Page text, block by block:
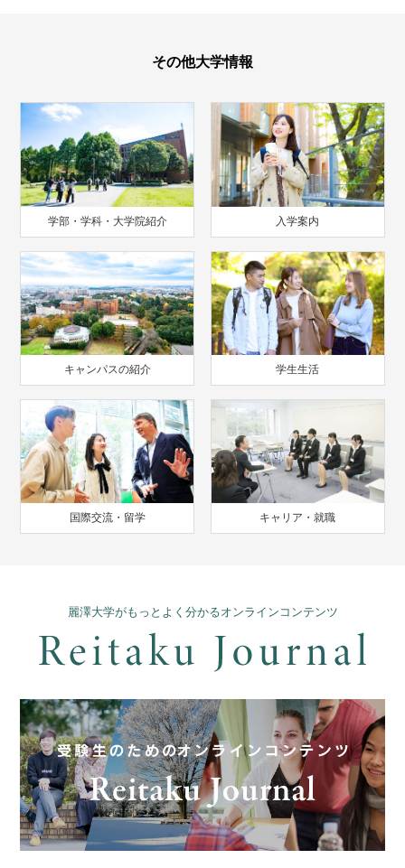
その他大学情報
学部・学科・大学院紹介 入学案内
キャンパスの紹介 学生生活
国際交流・留学 キャリア・就職
麗澤大学がもっとよく分かるオンラインコンテンツ